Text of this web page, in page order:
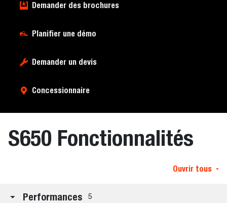
Demander des brochures
Planifier une démo
Demander un devis
Concessionnaire
S650 Fonctionnalités
Ouvrir tous
Performances 5